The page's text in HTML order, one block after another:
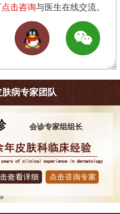
点击咨询与医生在线交流。
病专家团队
会诊专家组组长